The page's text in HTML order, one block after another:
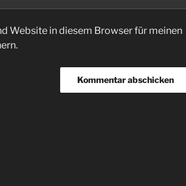
Website in diesem Browser für meinen